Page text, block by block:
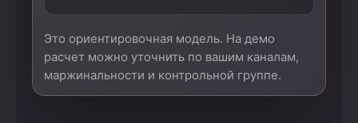
Это ориентировочная модель. На демо
расчет можно уточнить по вашим каналам,
маржинальности и контрольной группе.